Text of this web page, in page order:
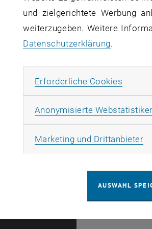
Eine
und zielgerichtete Werbung
weiterzugeben. Weitere
Datenschutzerklärung.
Erforderliche Cookies
Anonymisierte
Marketing und Drittanbieter
AUSWAHL